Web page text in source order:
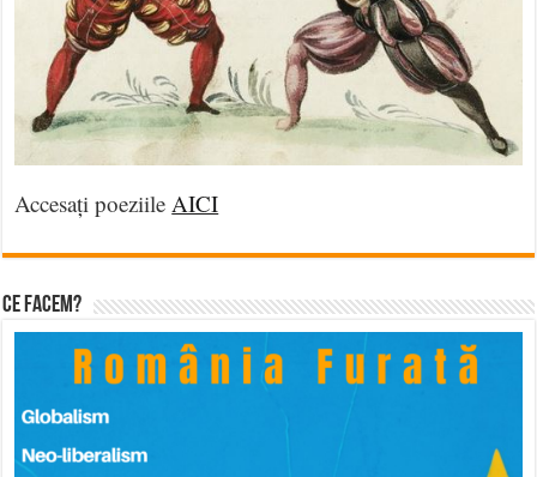
Accesați poeziile AICI
Ce facem?